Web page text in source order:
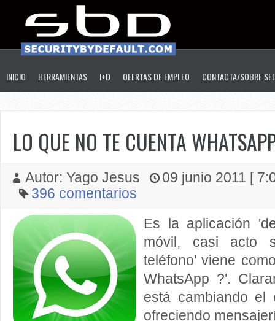
INICIO HERRAMIENTAS I+D OFERTAS DE EMPLEO CONTACTA/SOBRE
LO QUE NO TE CUENTA
Autor: Yago Jesus
09 junio 2011 [
396 comentarios
Es la aplicación
móvil, casi acto
teléfono' viene
WhatsApp ?'.
está cambiando el
ofreciendo